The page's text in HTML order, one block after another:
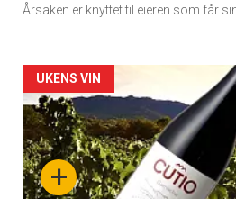
Årsaken er knyttet til eieren som får
Forsiden
akkurat
nå+
UKENS VIN